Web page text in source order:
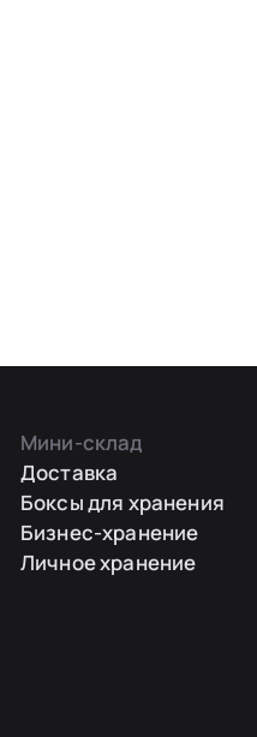
Мини-склад
Доставка
Боксы для хранения
Бизнес-хранение
Личное хранение